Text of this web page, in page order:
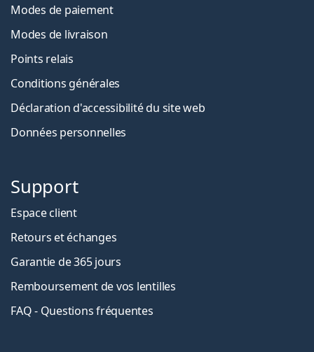
Modes de paiement
Modes de livraison
Points relais
Conditions générales
Déclaration d'accessibilité du site web
Données personnelles
Support
Espace client
Retours et échanges
Garantie de 365 jours
Remboursement de vos lentilles
FAQ - Questions fréquentes